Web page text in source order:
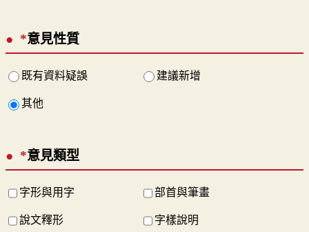
*意見性質
既有資料疑誤 建議新增
其他
*意見類型
字形與用字 部首與筆畫
說文釋形 字樣說明